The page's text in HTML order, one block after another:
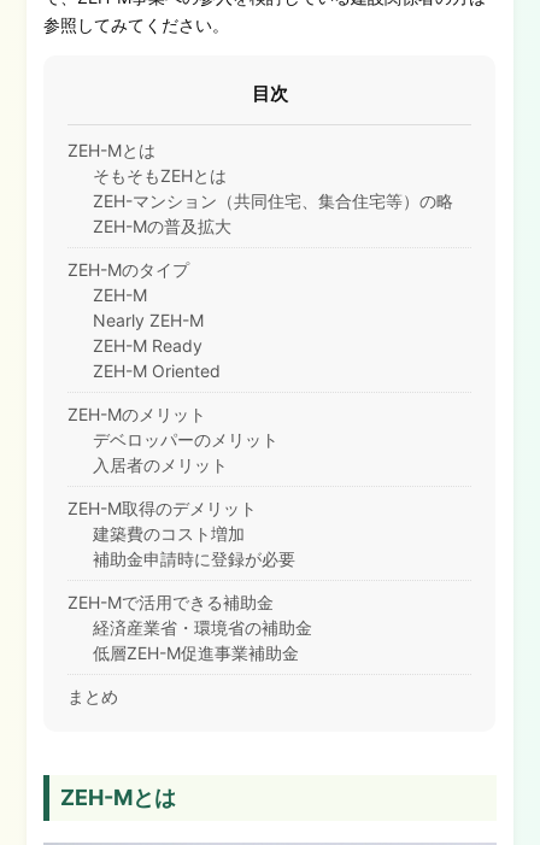
参照してみてください。
目次
ZEH-Mとは
そもそもZEHとは
ZEH-マンション（共同住宅、集合住宅等）の略
ZEH-Mの普及拡大
ZEH-Mのタイプ
ZEH-M
Nearly ZEH-M
ZEH-M Ready
ZEH-M Oriented
ZEH-Mのメリット
デベロッパーのメリット
入居者のメリット
ZEH-M取得のデメリット
建築費のコスト増加
補助金申請時に登録が必要
ZEH-Mで活用できる補助金
経済産業省・環境省の補助金
低層ZEH-M促進事業補助金
まとめ
ZEH-Mとは